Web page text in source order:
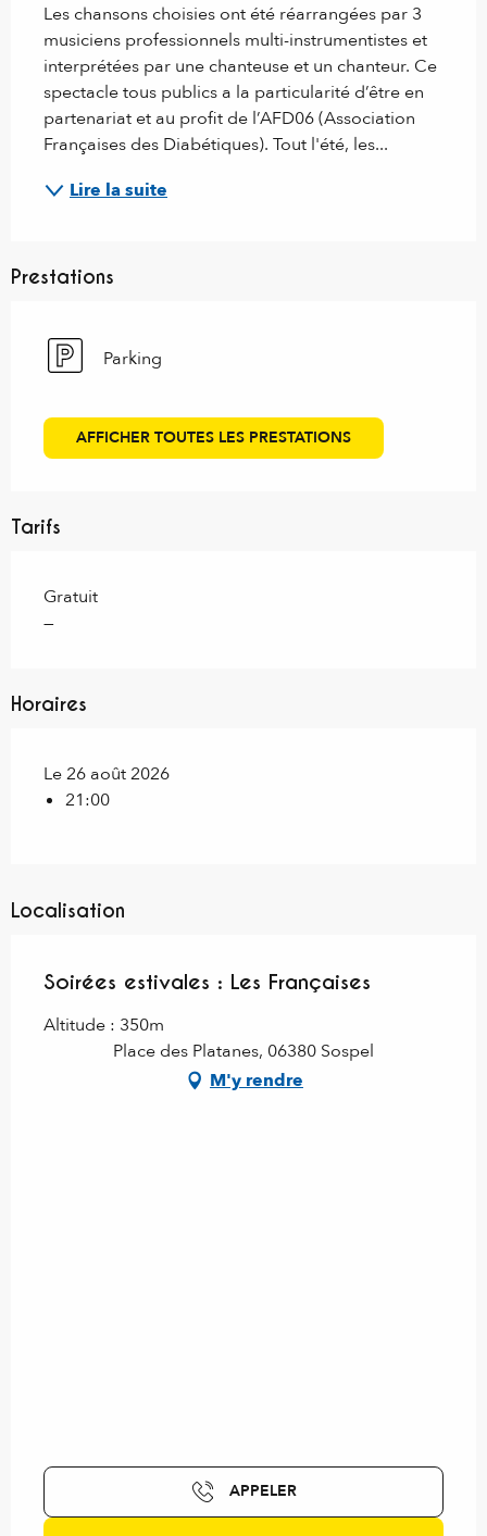
Les chansons choisies ont été réarrangées par 3
musiciens professionnels multi-instrumentistes et
interprétées par une chanteuse et un chanteur. Ce
spectacle tous publics a la particularité d’être en
partenariat et au profit de l’AFD06 (Association
Françaises des Diabétiques). Tout l'été, les...
Lire la suite
Prestations
Parking
AFFICHER TOUTES LES PRESTATIONS
Tarifs
Gratuit
—
Horaires
Le 26 août 2026
21:00
Localisation
Soirées estivales : Les Françaises
Altitude : 350m
Place des Platanes, 06380 Sospel
M'y rendre
APPELER